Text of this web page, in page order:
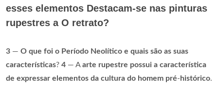
esses elementos Destacam-se nas pinturas
rupestres a O retrato?
3 — O que foi o Período Neolítico e quais são as suas
características? 4 — Aarte rupestre possui a característica
de expressar elementos da cultura do homem pré- histórico.